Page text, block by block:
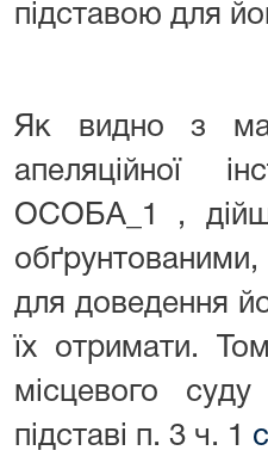
підставою для
Як видно з
апеляційної
ОСОБА_1 ,
для доведення
їх отримати.
місцевого
підставі п. 3 ч. 1